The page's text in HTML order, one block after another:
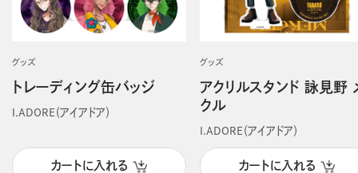
グッズ
トレーディング缶バッジ
I.ADORE（アイアドア）
カートに入れる
グッズ
アクリルスタンド 詠見野
クル
I.ADORE（アイアドア）
カートに入れる